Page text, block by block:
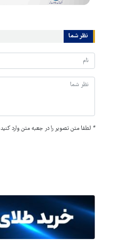
نظر شما
* لطفا متن تصویر را در جعبه متن وارد کنید